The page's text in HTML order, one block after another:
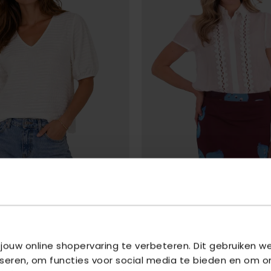
online shopervaring te verbeteren. Dit gebruiken
om functies voor social media te bieden en om
TOP
TRAMONTANA
€ 52,46 € 69,95